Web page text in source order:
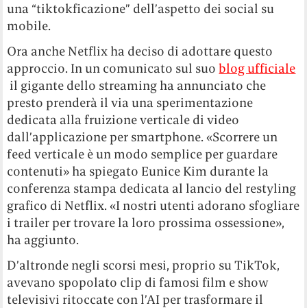
una “tiktokficazione” dell’aspetto dei social su
mobile.
Ora anche Netflix ha deciso di adottare questo
approccio. In un comunicato sul suoblog ufficiale
il gigante dello streaming ha annunciato che
presto prenderà il via una sperimentazione
dedicata alla fruizione verticale di video
dall’applicazione per smartphone. «Scorrere un
feed verticale è un modo semplice per guardare
contenuti» ha spiegato Eunice Kim durante la
conferenza stampa dedicata al lancio del restyling
grafico di Netflix. «I nostri utenti adorano sfogliare
i trailer per trovare la loro prossima ossessione»,
ha aggiunto.
D’altronde negli scorsi mesi, proprio su TikTok,
avevano spopolato clip di famosi film e show
televisivi ritoccate con l’AI per trasformare il